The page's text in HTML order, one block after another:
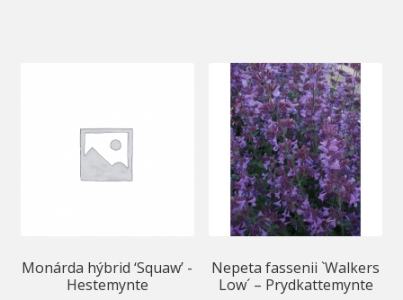
Monárda hýbrid ‘Squaw’ -
Hestemynte
Nepeta fassenii `Walkers
Low´ – Prydkattemynte